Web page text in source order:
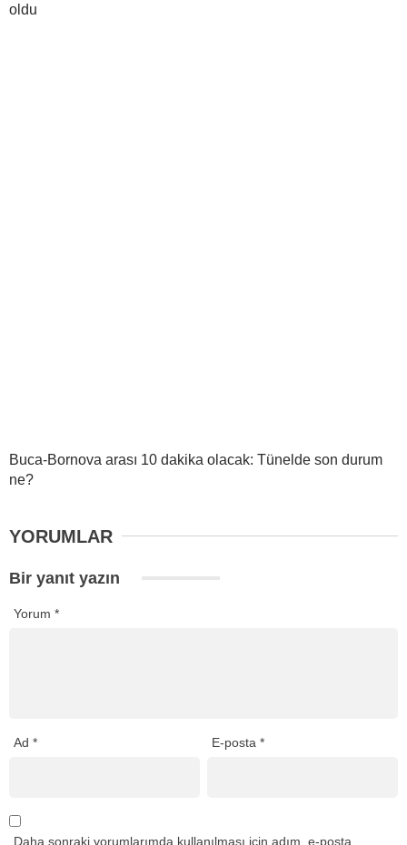
oldu
Buca-Bornova arası 10 dakika olacak: Tünelde son durum
ne?
YORUMLAR
Bir yanıt yazın
Yorum *
Ad * E-posta*
Daha sonraki yorumlarımda kullanılması için adım, e-posta